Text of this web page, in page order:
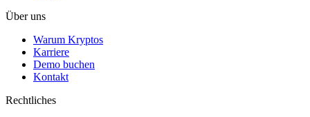
Über uns
Warum Kryptos
Karriere
Demo buchen
Kontakt
Rechtliches